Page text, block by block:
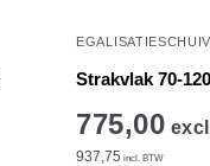
Strakvlak 70-
775,00
937,75 incl. BTW